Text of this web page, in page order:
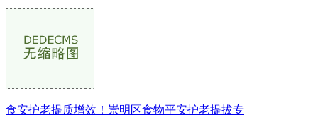
食安护老提质增效！崇明区食物平安护老提拔专